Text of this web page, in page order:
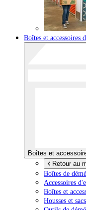
Boîtes et accessoires
Boîtes et
Retour au
Boîtes de
Accessoires
Boîtes et
Housses et sacs